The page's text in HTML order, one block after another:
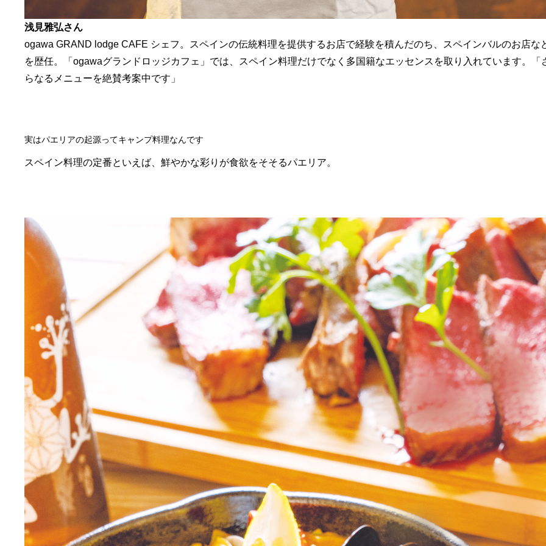
浅見雅弘さん
ogawa GRAND lodge CAFE シェフ。スペインの伝統料理を提供するお店で経験を積んだのち、スペインバルのお店な
を歴任。「ogawaグランドロッジカフェ」では、スペイン料理だけでなく多国籍なエッセンスを取り入れています。「
らなるメニューを絶賛考案中です」
実はパエリアの起源ってキャンプ料理なんです
スペイン料理の定番といえば、鮮やかな彩りが食欲をそそるパエリア。